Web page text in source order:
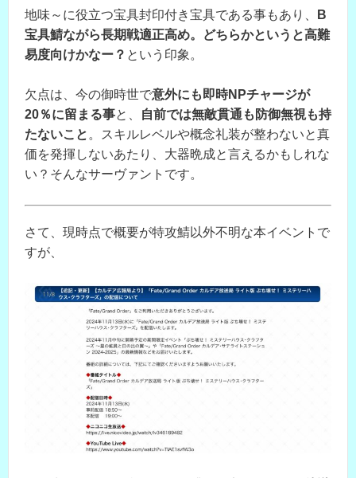
地味～に役立つ宝具封印付き宝具である事もあり、
B
宝具鯖ながら長期戦適正高め。どちらかというと高難
易度向けかなー？ という印象。
欠点は、今の御時世で意外にも即時NPチャージが
20％に留まる事と、
自前では無敵貫通も防御無視も持
たないこと 。スキルレベルや概念礼装が整わないと真
価を発揮しないあたり、大器晩成と言えるかもしれな
い？そんなサーヴァントです。
さて、現時点で概要が特攻鯖以外不明な本イベントで
すが、